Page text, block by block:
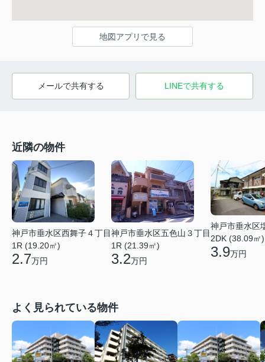
地図アプリで見る
メールで共有する LINEで共有する
近隣の物件
神戸市垂水区西舞子４丁目
1R (19.20㎡)
2.7万円
神戸市垂水区五色山３丁目
1R (21.39㎡)
3.2万円
神戸市垂水区
2DK (38.09㎡)
3.9万円
よく見られている物件